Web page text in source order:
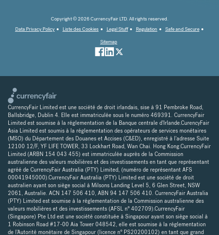
Copyright © 2026 CurrencyFair LTD. All rights reserved.
Data Privacy Policy
Liste des Cookies Legal Stuff Regulation
Safe and Secure
Sitemap
CurrencyFair Limited est une société de droit irlandais, sise à 91 Pembroke Road,
Ballsbridge, Dublin 4. Elle est immatriculée sous le numéro 469391. CurrencyFair
Limited est soumise à la réglementation de la Banque centrale d'Irlande.CurencyFair
Asia Limited est soumis à la réglementation des opérateurs de services monétaires
(MSO) du Département des Douanes et Accises (C&ED), enregistré à l'adresse Suite
12100 12/F, YF LIFE TOWER, 33 Lockhart Road, Wan Chai. Hong Kong.CurrencyFair
Limited (ARBN 154 043 455) est immatriculée auprès de la Commission
australienne des valeurs mobilières et des investissements en tant que représentant
agréé de CurrencyFair Australia (PTY) Limited, (numéro de représentant AFS
00041945000).CurrencyFair Australia (PTY) Limited est une société de droit
australien ayant son siège social à Milsons Landing Level 5, 6 Glen Street, NSW
2061, Australie. ACN 147 506 410, ABN 94 147 506 410. CurrencyFair Australia
(PTY) Limited est soumise à la réglementation de la Commission australienne des
valeurs mobilières et des investissements (AFSL n° 402709).CurrencyFair
(Singapore) Pte Ltd est une société constituée à Singapour ayant son siège social à
1 Robinson Road #17-00 Aia Tower 048542, elle est soumise à la réglementation
de l'Autorité monétaire de Singapour (licence n° PS20200102) en tant que grand